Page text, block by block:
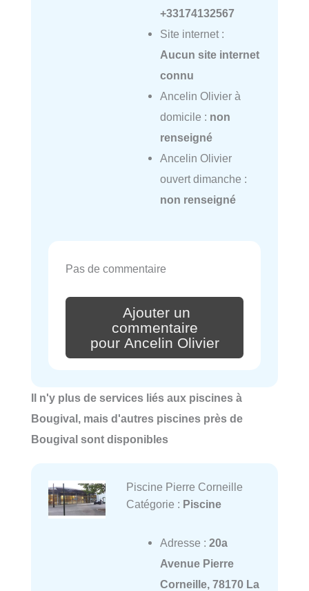
+33174132567
Site internet :
Aucun site internet
connu
Ancelin Olivier à
domicile : non
renseigné
Ancelin Olivier
ouvert dimanche :
non renseigné
Pas de commentaire
Ajouter un
commentaire
pour Ancelin Olivier
Il n'y plus de services liés aux piscines à
Bougival, mais d'autres piscines près de
Bougival sont disponibles
Piscine Pierre Corneille
Catégorie : Piscine
Adresse : 20a
Avenue Pierre
Corneille, 78170 La